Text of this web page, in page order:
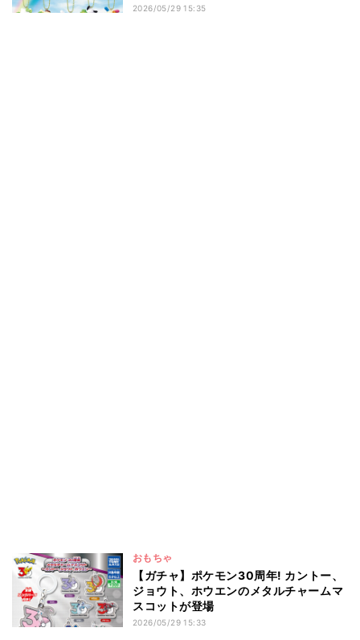
2026/05/29 15:35
おもちゃ
【ガチャ】ポケモン30周年! カントー、
ジョウト、ホウエンのメタルチャームマ
スコットが登場
2026/05/29 15:33